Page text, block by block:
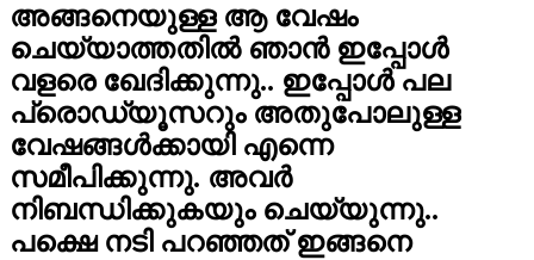
അങ്ങനെയുള്ള ആ വേഷം
ചെയ്യാത്തതില്‍ ഞാന്‍ ഇപ്പോള്‍
വളരെ ഖേദിക്കുന്നു.. ഇപ്പോള്‍ പല
പ്രൊഡ്യൂസറും അതുപോലുള്ള
വേഷങ്ങൾക്കായി എന്നെ
സമീപിക്കുന്നു. അവര്‍
നിബന്ധിക്കുകയും ചെയ്യുന്നു..
പക്ഷെ നടി പറഞ്ഞത് ഇങ്ങനെ